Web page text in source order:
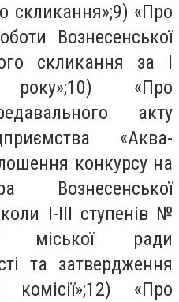
скликання»;9) «Про
Вознесенської
скликання за І
«Про
акту
«Аква-
конкурсу на
Вознесенської
І-ІІІ ступенів №
міської ради
та затвердження
комісії»;12) «Про